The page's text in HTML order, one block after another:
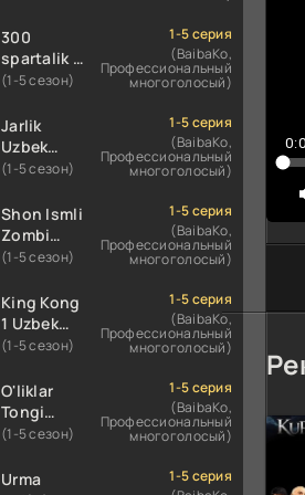
tilida
koreya
seryali
barcha
o'zbek
tilida
tilida 2016
O'zbekcha
tarjima
HD
skachat
300
spartalik 2
/ Uch yuz
2 Premyera
Uzbek
tilida 2013
tarjima
kino HD
skachat
(1-5 сезон)
1-5 серия
(BaibaKo,
Профессиональный
многоголосый)
Jarlik
Uzbek
tilida 2025
tarjima
kino HD
skachat
(1-5 сезон)
1-5 серия
(BaibaKo,
Профессиональный
многоголосый)
Shon Ismli
Zombi
Uzbek
O'zbekcha
tarjima
kino HD
(1-5 сезон)
1-5 серия
(BaibaKo,
Профессиональный
многоголосый)
King Kong
1 Uzbek
tilida 2005
tarjima
kino HD
skachat
(1-5 сезон)
1-5 серия
(BaibaKo,
Профессиональный
многоголосый)
O'liklar
Tongi
Uzbek
(2004)
(1-5 сезон)
1-5 серия
(BaibaKo,
Профессиональный
многоголосый)
Urma
1-5 серия